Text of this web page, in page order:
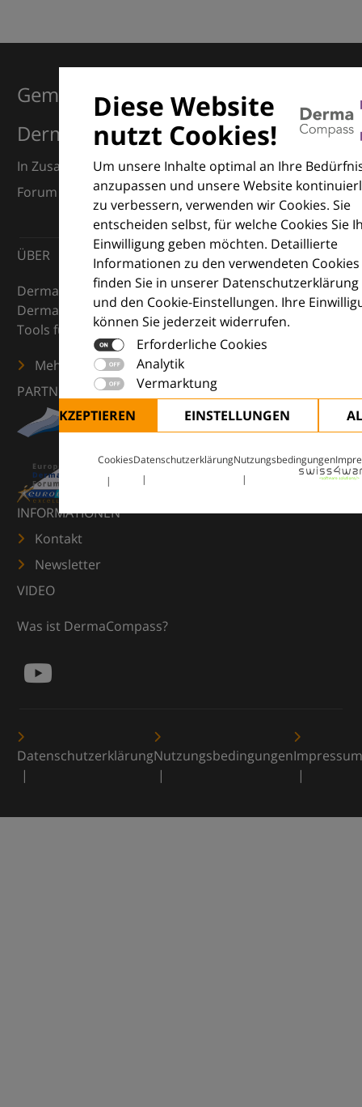
Diese Website
nutzt Cookies!
Um unsere Inhalte optimal an Ihre
anzupassen und unsere Website
zu verbessern, verwenden wir Cookies. Sie
entscheiden selbst, für welche Cookies Sie
Einwilligung geben möchten. Detaillierte
Informationen zu den verwendeten Cookies
finden Sie in unserer Datenschutzerklärung
und den Cookie-Einstellungen. Ihre
können Sie jederzeit widerrufen.
Erforderliche Cookies
Analytik
Vermarktung
ALLE AKZEPTIEREN
EINSTELLUNGEN
CookiesDatenschutzerklärungNutzungsbedingungen
Gemeinsam für Exzellenz in der
Dermatologie
In Zusammenarbeit mit dem European Dermatology
Forum (EDF) und Euroderm Excellence
ÜBER
DermaCompass ist Ihr digitaler Kompass für die
Dermatologie – mit Wissen, Bildern und praktischen
Tools für den klinischen Alltag.
Mehr erfahren
PARTNER
INFORMATIONEN
Kontakt
Newsletter
VIDEO
Was ist DermaCompass?
DatenschutzerklärungNutzungsbedingungenImpressum